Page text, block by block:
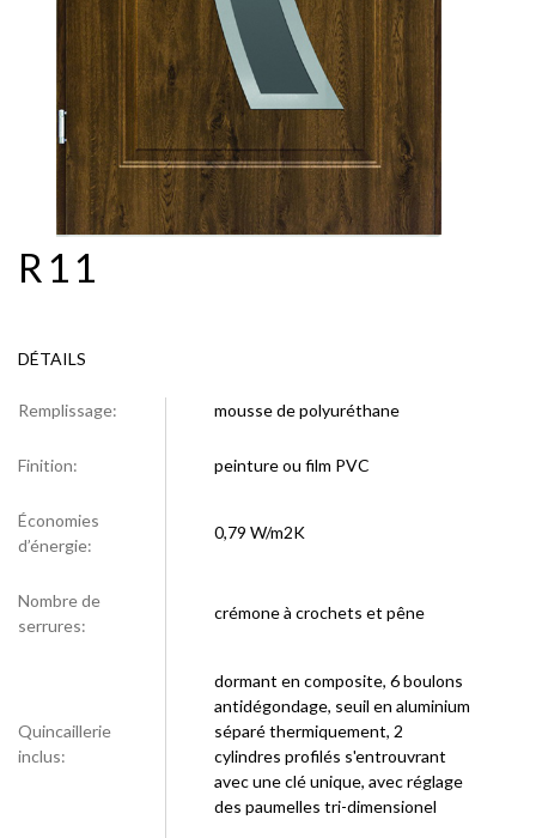
R11
DÉTAILS
Remplissage: mousse de polyuréthane
Finition: peinture ou film PVC
Économies
d’énergie:
0,79 W/m2K
Nombre de
serrures:
crémone à crochets et pêne
Quincaillerie
inclus:
dormant en composite, 6 boulons
antidégondage, seuil en aluminium
séparé thermiquement, 2
cylindres profilés s'entrouvrant
avec une clé unique, avec réglage
des paumelles tri-dimensionel